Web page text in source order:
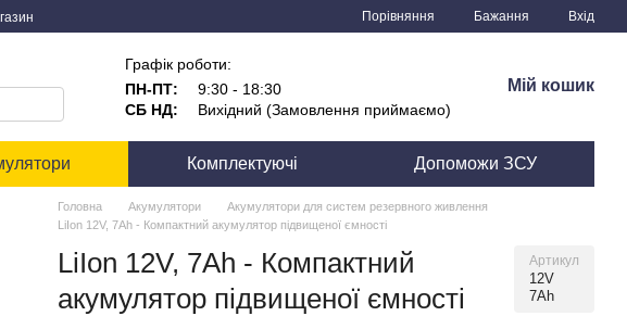
Порівняння Бажання Вхід
Графік роботи:
ПН-ПТ:
9:30 - 18:30
СБ НД:
Вихідний (Замовлення приймаємо)
Мій кошик
Комплектуючі Допоможи ЗСУ
Головна Акумулятори
Акумулятори для систем резервного живлення
LiIon 12V, 7Ah - Компактний акумулятор підвищеної ємності
LiIon 12V, 7Ah - Компактний
акумулятор підвищеної ємності
Артикул
12V
7Ah